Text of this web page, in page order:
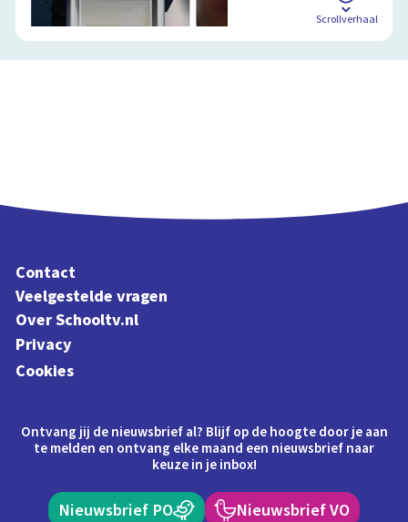
Scrollverhaal
Contact
Veelgestelde vragen
Over Schooltv.nl
Privacy
Cookies
Ontvang jij de nieuwsbrief al? Blijf op de hoogte door je aan
te melden en ontvang elke maand een nieuwsbrief naar
keuze in je inbox!
Nieuwsbrief PO Nieuwsbrief VO